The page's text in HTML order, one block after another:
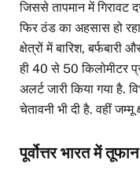
जिससे तापमान में गिरावट
फिर ठंड का अहसास हो
क्षेत्रों में बारिश,
ही 40 से 50 किलोमीटर
अलर्ट जारी किया गया है.
चेतावनी भी दी है. वहीं
पूर्वोत्तर भारत में